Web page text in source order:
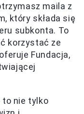
maila z
który składa się
subkonta. To
korzystać ze
Fundacja,
to nie tylko